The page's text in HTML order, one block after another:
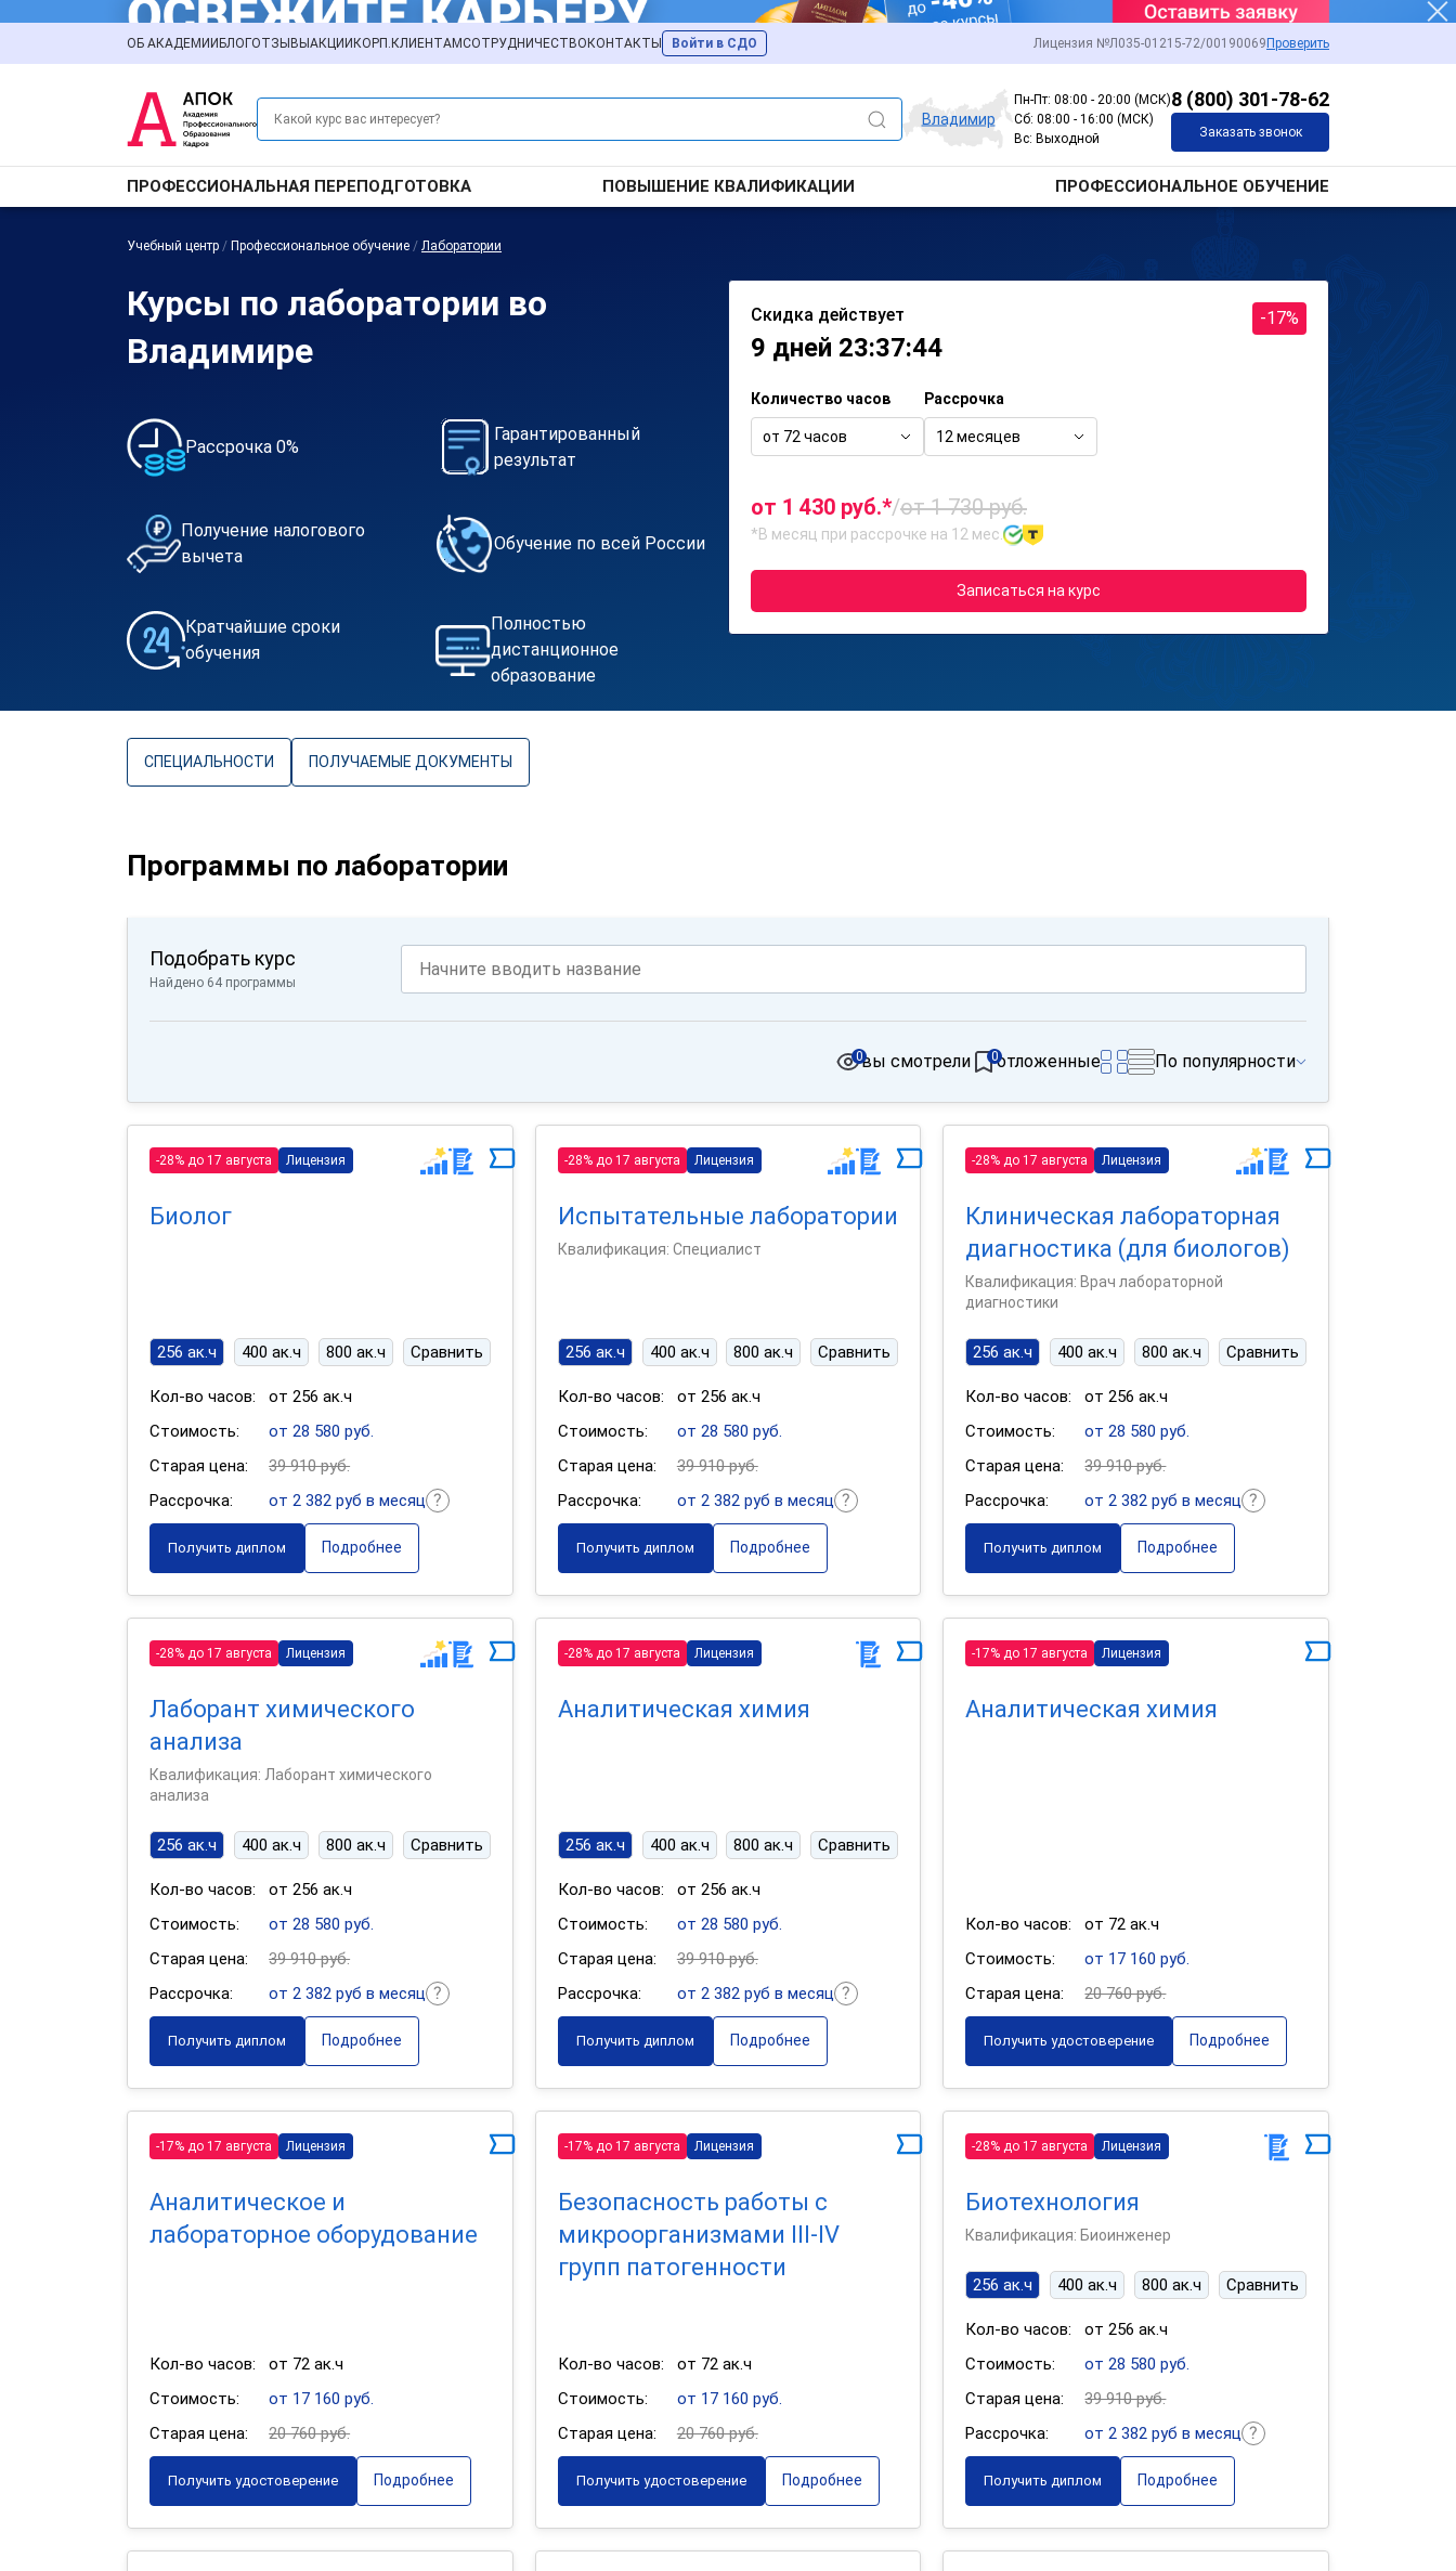
ОБ АКАДЕМИИ БЛОГОТЗЫВЫ АКЦИИ КОРП.КЛИЕНТАМСОТРУДНИЧЕСТВО КОНТАКТЫ Войти в СДО Лицензия №Л035-01215-72/00190069 Проверить
Владимир
Пн-Пт: 08:00 - 20:00 (МСК)
Сб: 08:00 - 16:00 (МСК)
Вс: Выходной
8 (800) 301-78-62
Заказать звонок
ПРОФЕССИОНАЛЬНАЯ ПЕРЕПОДГОТОВКА ПОВЫШЕНИЕ КВАЛИФИКАЦИИ ПРОФЕССИОНАЛЬНОЕ ОБУЧЕНИЕ
Учебный центр / Профессиональное обучение / Лаборатории
Курсы по лаборатории во
Владимире
Рассрочка 0%
Гарантированный
результат
Получение налогового
вычета
Обучение по всей России
Кратчайшие сроки
обучения
Полностью
дистанционное
образование
Скидка действует
9 дней 23:37:44
-17%
Количество часов
от 72 часов
Рассрочка
12 месяцев
от 1 430 руб.*/от 1 730 руб.
*В месяц при рассрочке на 12 мес.
Записаться на курс
СПЕЦИАЛЬНОСТИ ПОЛУЧАЕМЫЕ ДОКУМЕНТЫ
Программы по лаборатории
Подобрать курс
Найдено 64 программы
вы смотрели
0 отложенные
0 По популярности
-28% до 17 августа Лицензия
Биолог
256 ак.ч 400 ак.ч 800 ак.ч Сравнить
Кол-во часов:
от 256 ак.ч
Стоимость:
от 28 580 руб.
Старая цена:
39 910 руб.
Рассрочка:
от 2 382 руб в месяц
Получить диплом Подробнее
-28% до 17 августа Лицензия
Испытательные лаборатории
Квалификация: Специалист
256 ак.ч 400 ак.ч 800 ак.ч Сравнить
Кол-во часов:
от 256 ак.ч
Стоимость:
от 28 580 руб.
Старая цена:
39 910 руб.
Рассрочка:
от 2 382 руб в месяц
Получить диплом Подробнее
-28% до 17 августа Лицензия
Клиническая лабораторная
диагностика (для биологов)
Квалификация: Врач лабораторной
диагностики
256 ак.ч 400 ак.ч 800 ак.ч Сравнить
Кол-во часов:
от 256 ак.ч
Стоимость:
от 28 580 руб.
Старая цена:
39 910 руб.
Рассрочка:
от 2 382 руб в месяц
Получить диплом Подробнее
-28% до 17 августа Лицензия
Лаборант химического
анализа
Квалификация: Лаборант химического
анализа
256 ак.ч 400 ак.ч 800 ак.ч Сравнить
Кол-во часов:
от 256 ак.ч
Стоимость:
от 28 580 руб.
Старая цена:
39 910 руб.
Рассрочка:
от 2 382 руб в месяц
Получить диплом Подробнее
-28% до 17 августа Лицензия
Аналитическая химия
256 ак.ч 400 ак.ч 800 ак.ч Сравнить
Кол-во часов:
от 256 ак.ч
Стоимость:
от 28 580 руб.
Старая цена:
39 910 руб.
Рассрочка:
от 2 382 руб в месяц
Получить диплом Подробнее
-17% до 17 августа Лицензия
Аналитическая химия
Кол-во часов:
от 72 ак.ч
Стоимость:
от 17 160 руб.
Старая цена:
20 760 руб.
Получить удостоверение Подробнее
-17% до 17 августа Лицензия
Аналитическое и
лабораторное оборудование
Кол-во часов:
от 72 ак.ч
Стоимость:
от 17 160 руб.
Старая цена:
20 760 руб.
Получить удостоверение Подробнее
-17% до 17 августа Лицензия
Безопасность работы с
микроорганизмами III-IV
групп патогенности
Кол-во часов:
от 72 ак.ч
Стоимость:
от 17 160 руб.
Старая цена:
20 760 руб.
Получить удостоверение Подробнее
-28% до 17 августа Лицензия
Биотехнология
Квалификация: Биоинженер
256 ак.ч 400 ак.ч 800 ак.ч Сравнить
Кол-во часов:
от 256 ак.ч
Стоимость:
от 28 580 руб.
Старая цена:
39 910 руб.
Рассрочка:
от 2 382 руб в месяц
Получить диплом Подробнее